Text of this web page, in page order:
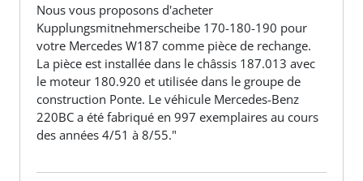
Nous vous proposons d'acheter
Kupplungsmitnehmerscheibe 170-180-190 pour
votre Mercedes W187 comme pièce de rechange.
La pièce est installée dans le châssis 187.013 avec
le moteur 180.920 et utilisée dans le groupe de
construction Ponte. Le véhicule Mercedes-Benz
220BC a été fabriqué en 997 exemplaires au cours
des années 4/51 à 8/55."